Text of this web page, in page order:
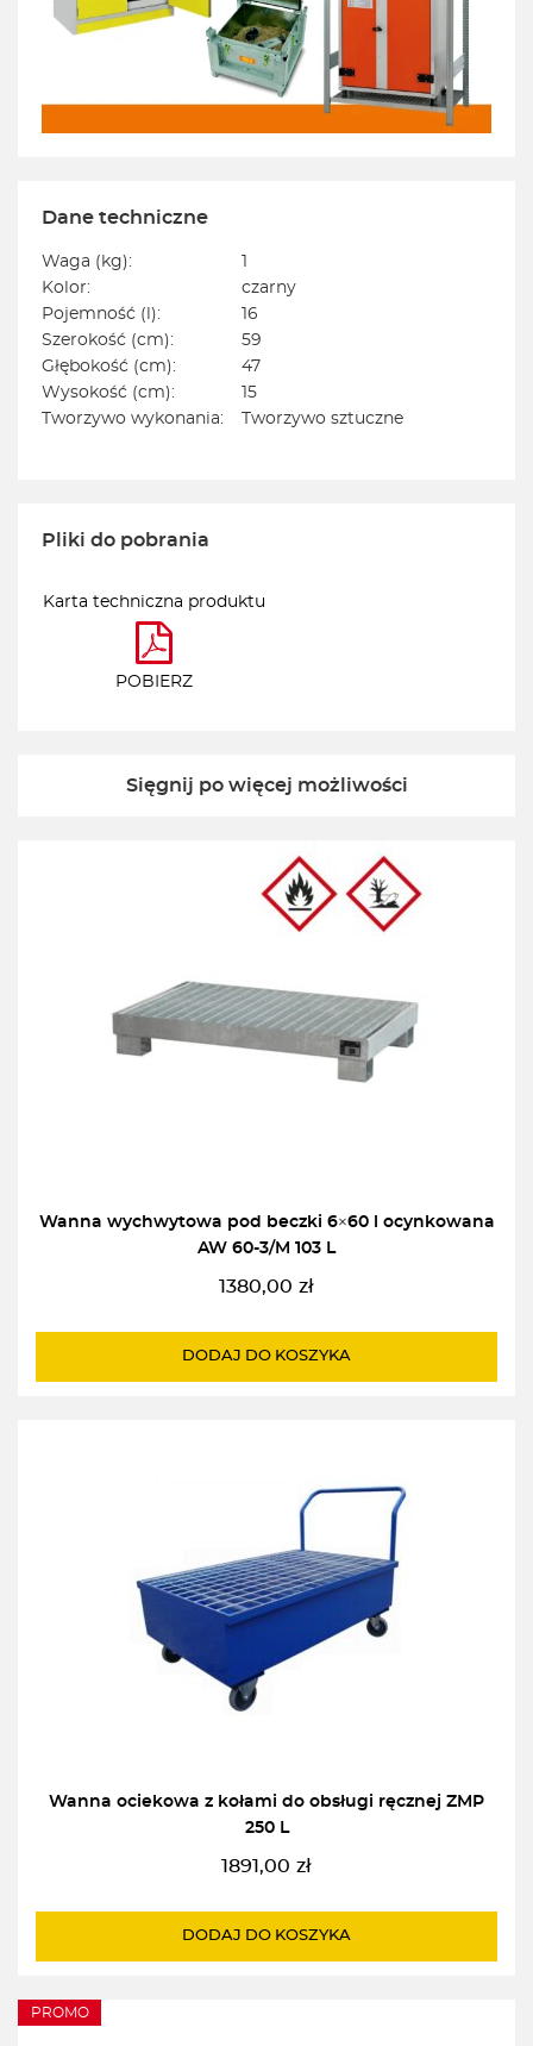
Dane techniczne
Waga (kg):
Kolor:
czarny
Pojemność (l):
16
Szerokość (cm):
59
Głębokość (cm):
47
Wysokość (cm):
15
Tworzywo wykonania:
Tworzywo sztuczne
Pliki do pobrania
Karta techniczna produktu
POBIERZ
Sięgnij po więcej możliwości
Wanna wychwytowa pod beczki 6×60 l ocynkowana
AW 60-3/M 103 L
1380,00 zł
DODAJ DO KOSZYKA
Wanna ociekowa z kołami do obsługi ręcznej ZMP
250 L
1891,00 zł
DODAJ DO KOSZYKA
PROMO